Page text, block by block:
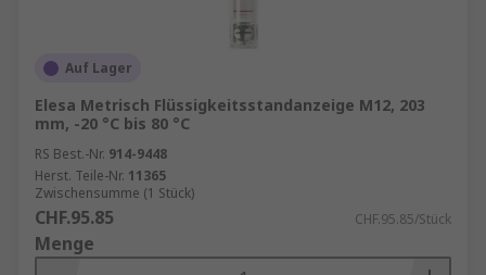
Auf Lager
Elesa Metrisch Flüssigkeitsstandanzeige M12, 203
mm, -20 °C bis 80 °C
RS Best.-Nr. 914-9448
Herst. Teile-Nr. 11365
Zwischensumme (1 Stück)
CHF.95.85 CHF.95.85/Stück
Menge